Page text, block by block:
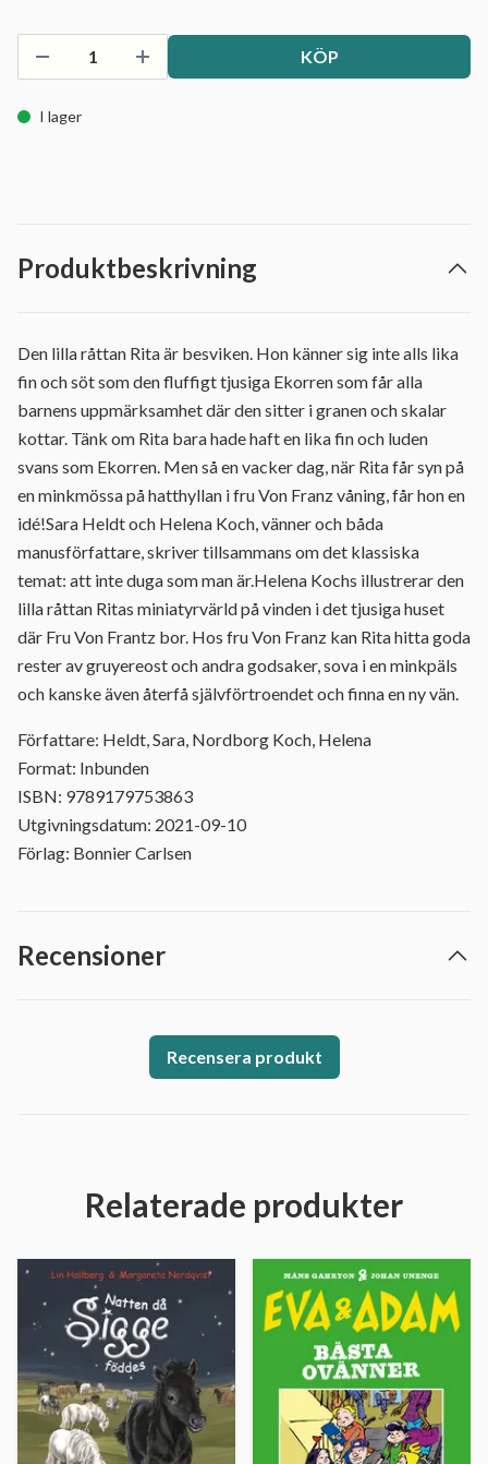
KÖP
I lager
Produktbeskrivning
Den lilla råttan Rita är besviken. Hon känner sig inte alls lika
fin och söt som den fluffigt tjusiga Ekorren som får alla
barnens uppmärksamhet där den sitter i granen och skalar
kottar. Tänk om Rita bara hade haft en lika fin och luden
svans som Ekorren. Men så en vacker dag, när Rita får syn på
en minkmössa på hatthyllan i fru Von Franz våning, får hon en
idé!Sara Heldt och Helena Koch, vänner och båda
manusförfattare, skriver tillsammans om det klassiska
temat: att inte duga som man är.Helena Kochs illustrerar den
lilla råttan Ritas miniatyrvärld på vinden i det tjusiga huset
där Fru Von Frantz bor. Hos fru Von Franz kan Rita hitta goda
rester av gruyereost och andra godsaker, sova i en minkpäls
och kanske även återfå självförtroendet och finna en ny vän.
Författare: Heldt, Sara, Nordborg Koch, Helena
Format: Inbunden
ISBN: 9789179753863
Utgivningsdatum: 2021-09-10
Förlag: Bonnier Carlsen
Recensioner
Recensera produkt
Relaterade produkter